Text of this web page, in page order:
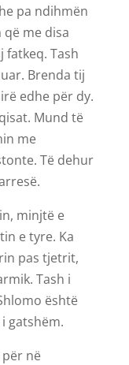
pa ndihmën
me disa
fatkeq. Tash
Brenda tij
edhe për dy.
Mund të
me
Të dehur
minjtë e
e tyre. Ka
pas tjetrit,
Tash i
është
gatshëm.
në